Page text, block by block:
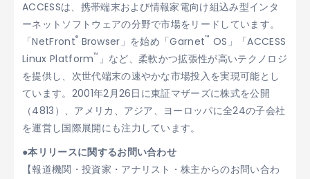
ACCESSは、携帯端末および情報家電向け組込み型インタ
ーネットソフトウェアの分野で市場をリードしています。
「NetFront® Browser」を始め「Garnet™ OS」「ACCESS
Linux Platform™ 」など、柔軟かつ拡張性が高いテクノロジ
を提供し、次世代端末の速やかな市場投入を実現可能とし
ています。2001年2月26日に東証マザーズに株式を公開
（4813）、アメリカ、アジア、ヨーロッパに全24の子会社
を運営し国際展開にも注力しています。
●本リリースに関するお問い合わせ
【報道機関・投資家・アナリスト・株主からのお問い合わ